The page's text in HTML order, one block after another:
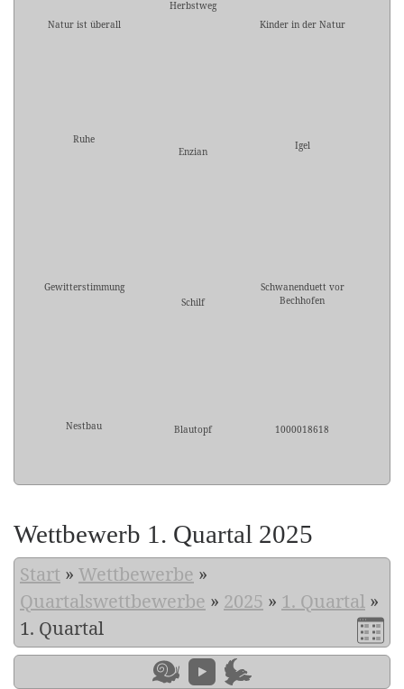
Natur ist überall
Herbstweg
Kinder in der Natur
Ruhe
Enzian
Igel
Gewitterstimmung
Schilf
Schwanenduett vor
Bechhofen
Nestbau Blautopf 1000018618
Wettbewerb 1. Quartal 2025
Start » Wettbewerbe »
Quartalswettbewerbe » 2025 » 1. Quartal »
1. Quartal